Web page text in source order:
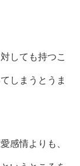
しても持つこ
しまうとうま
感情よりも、